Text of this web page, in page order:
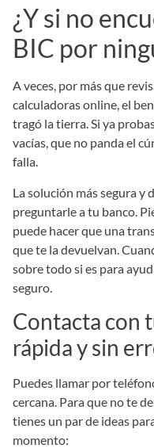
¿Y si no
BIC por
A veces, por más que
calculadoras online, el
tragó la tierra. Si ya
vacías, que no panda el
falla.
La solución más segura y
preguntarle a tu banco.
puede hacer que una
que te la devuelvan.
sobre todo si es para
seguro.
Contacta con
rápida y sin
Puedes llamar por
cercana. Para que no te
tienes un par de ideas
momento: